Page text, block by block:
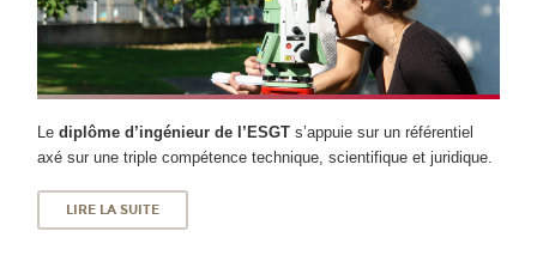
Lediplôme d’ingénieur de l’ESGT s’appuie sur un référentiel
axé sur une triple compétence technique, scientifique et juridique.
LIRE LA SUITE